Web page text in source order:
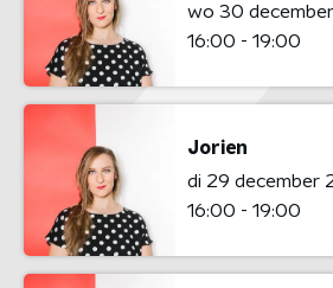
wo 30
16:00 - 19:00
Jorien
di 29 december
16:00 - 19:00